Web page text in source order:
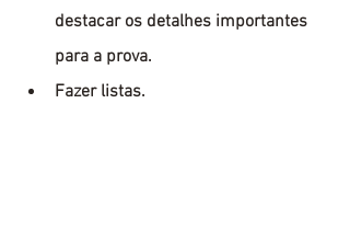
destacar os detalhes importantes
para a prova.
Fazer listas.